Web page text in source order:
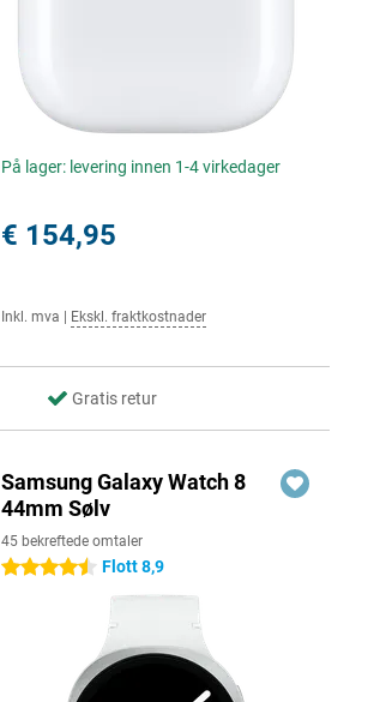
På lager: levering innen 1-4 virkedager
€ 154,95
Inkl. mva Ekskl. fraktkostnader
Gratis retur
Samsung Galaxy Watch 8
44mm Sølv
45 bekreftede omtaler
4.5 stjerner Flott 8,9